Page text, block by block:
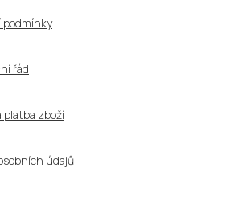
podmínky
řád
platba zboží
údajů